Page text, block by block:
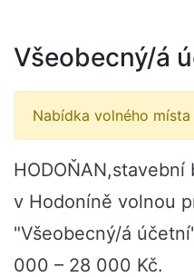
Všeobecný/á
Nabídka volného
v Hodoníně volnou
"Všeobecný/á
000 – 28 000 Kč.